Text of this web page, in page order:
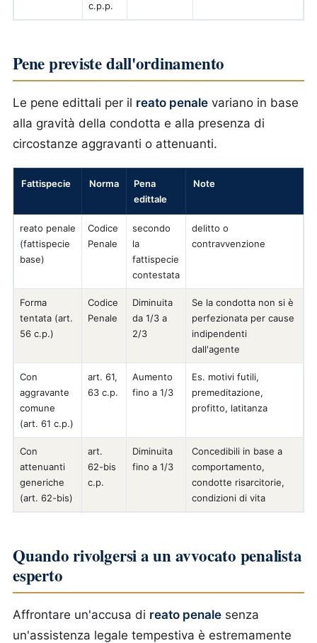
c.p.p.
Pene previste dall'ordinamento
Le pene edittali per il reato penale variano in base
alla gravità della condotta e alla presenza di
circostanze aggravanti o attenuanti.
Fattispecie Norma
Pena
edittale
Note
reato penale
(fattispecie
base)
Codice
Penale
secondo
la
fattispecie
contestata
delitto o
contravvenzione
Forma
tentata (art.
56 c.p.)
Codice
Penale
Diminuita
da 1/3 a
2/3
Se la condotta non si è
perfezionata per cause
indipendenti
dall'agente
Con
aggravante
comune
(art. 61 c.p.)
art. 61,
63 c.p.
Aumento
fino a 1/3
Es. motivi futili,
premeditazione,
profitto, latitanza
Con
attenuanti
generiche
(art. 62-bis)
art.
62-bis
c.p.
Diminuita
fino a 1/3
Concedibili in base a
comportamento,
condotte risarcitorie,
condizioni di vita
Quando rivolgersi a un avvocato penalista
esperto
Affrontare un'accusa di reato penale senza
un'assistenza legale tempestiva è estremamente